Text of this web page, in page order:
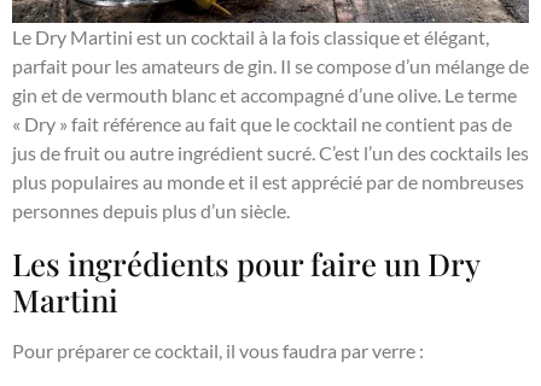
Le Dry Martini est un cocktail à la fois classique et élégant,
parfait pour les amateurs de gin. Il se compose d’un mélange de
gin et de vermouth blanc et accompagné d’une olive. Le terme
« Dry » fait référence au fait que le cocktail ne contient pas de
jus de fruit ou autre ingrédient sucré. C’est l’un des cocktails les
plus populaires au monde et il est apprécié par de nombreuses
personnes depuis plus d’un siècle.
Les ingrédients pour faire un Dry
Martini
Pour préparer ce cocktail, il vous faudra par verre :